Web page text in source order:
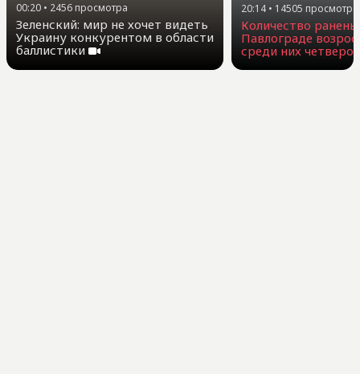
00:20 • 2456 просмотра
Зеленский: мир не хочет видеть
Украину конкурентом в области
баллистики
20:14 • 14505 просмотра
Количество
Павлограде
среди них четверо